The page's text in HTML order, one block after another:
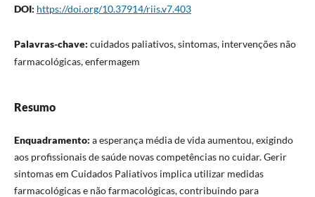
DOI: https://doi.org/10.37914/riis.v7.403
Palavras-chave: cuidados paliativos, sintomas, intervenções não
farmacológicas, enfermagem
Resumo
Enquadramento: a esperança média de vida aumentou, exigindo
aos profissionais de saúde novas competências no cuidar. Gerir
sintomas em Cuidados Paliativos implica utilizar medidas
farmacológicas e não farmacológicas, contribuindo para